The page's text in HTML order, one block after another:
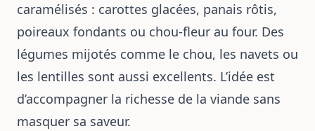
caramélisés : carottes glacées, panais rôtis,
poireaux fondants ou chou-fleur au four. Des
légumes mijotés comme le chou, les navets ou
les lentilles sont aussi excellents. L’idée est
d’accompagner la richesse de la viande sans
masquer sa saveur.